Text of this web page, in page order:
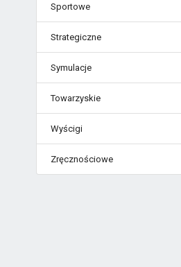
Sportowe
Strategiczne
Symulacje
Towarzyskie
Wyścigi
Zręcznościowe